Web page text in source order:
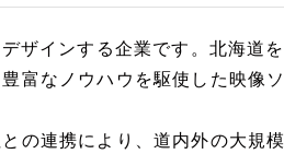
ザインする企業です。北海道を
富なノウハウを駆使した映像ソ
の連携により、道内外の大規模